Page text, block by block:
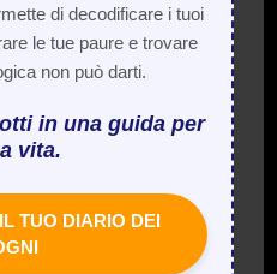
di decodificare i tuoi
le tue paure e trovare
non può darti.
in una guida per
vita.
TUO DIARIO DEI